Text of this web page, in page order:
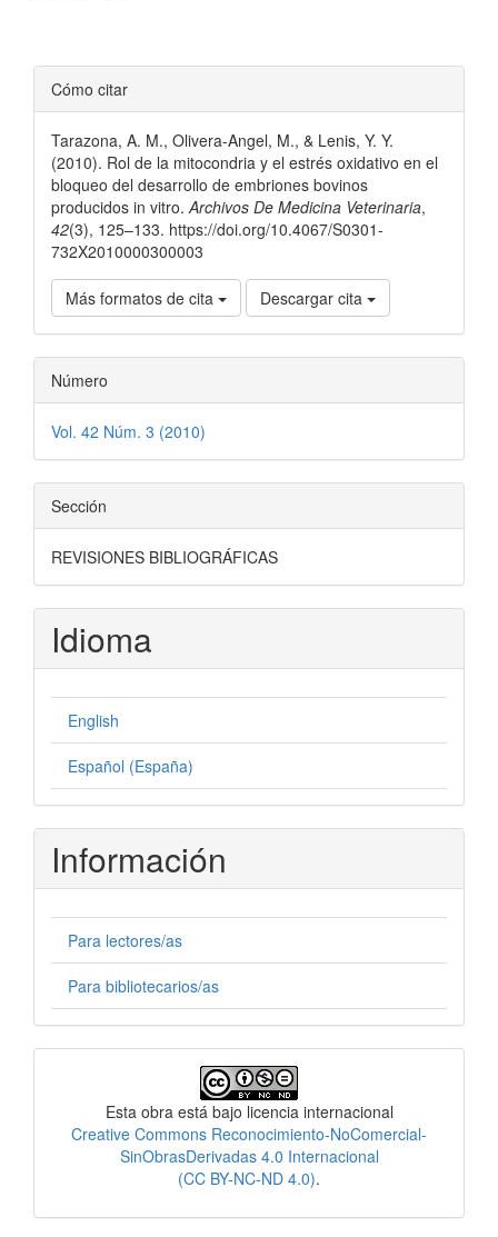
Detalles
del
artículo
Cómo citar
Tarazona, A. M., Olivera-Angel, M., & Lenis, Y. Y.
(2010). Rol de la mitocondria y el estrés oxidativo en el
bloqueo del desarrollo de embriones bovinos
producidos in vitro. Archivos De Medicina Veterinaria,
42(3), 125–133. https://doi.org/10.4067/S0301-
732X2010000300003
Más formatos de cita Descargar cita
Número
Vol. 42 Núm. 3 (2010)
Sección
REVISIONES BIBLIOGRÁFICAS
Idioma
English
Español (España)
Información
Para lectores/as
Para bibliotecarios/as
Esta obra está bajo licencia internacional
Creative Commons Reconocimiento-NoComercial-
SinObrasDerivadas 4.0 Internacional
(CC BY-NC-ND 4.0).